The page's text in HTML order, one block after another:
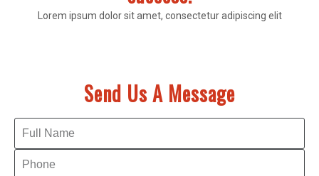
Lorem ipsum dolor sit amet, consectetur adipiscing elit
Send Us A Message